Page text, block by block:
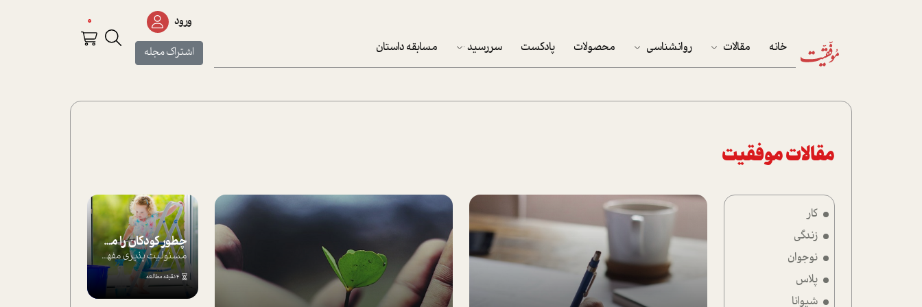
خانه مقالات
پرونده ویژه
روانشناسی محصولات پادکست سررسید
تقویم دیواری
مسابقه داستان
ورود
اشتراک مجله
0
مقالات موفقیت
کار
زندگی
نوجوان
پلاس
شیوانا
چطور کودکان را مسئولیت‌پذیر بار بیاورید؟
مسئولیت پذیری مفهومی ا ست که هر چه کودکت...
4 دقیقه مطالعه